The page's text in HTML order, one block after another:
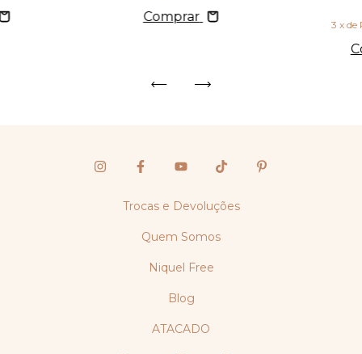
Comprar
3 x de
Trocas e Devoluções
Quem Somos
Niquel Free
Blog
ATACADO